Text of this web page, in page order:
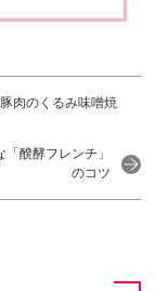
肉のくるみ味噌焼
醗酵フレンチ」
のコツ